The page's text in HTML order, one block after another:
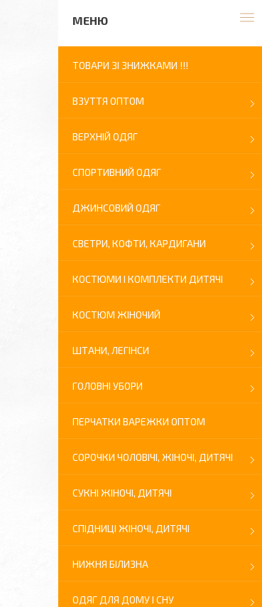
ТОВАРИ ЗІ ЗНИЖКАМИ !!!
ВЗУТТЯ ОПТОМ
ВЕРХНІЙ ОДЯГ
СПОРТИВНИЙ ОДЯГ
ДЖИНСОВИЙ ОДЯГ
СВЕТРИ, КОФТИ, КАРДИГАНИ
КОСТЮМИ І КОМПЛЕКТИ ДИТЯЧІ
КОСТЮМ ЖІНОЧИЙ
ШТАНИ, ЛЕГІНСИ
ГОЛОВНІ УБОРИ
ПЕРЧАТКИ ВАРЕЖКИ ОПТОМ
СОРОЧКИ ЧОЛОВІЧІ, ЖІНОЧІ, ДИТЯЧІ
СУКНІ ЖІНОЧІ, ДИТЯЧІ
СПІДНИЦІ ЖІНОЧІ, ДИТЯЧІ
НИЖНЯ БІЛИЗНА
ОДЯГ ДЛЯ ДОМУ І СНУ